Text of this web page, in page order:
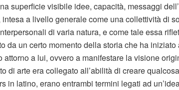
superficie visibile idee, capacità, messaggi
a livello generale come una collettività di
di varia natura, e come tale essa
da un certo momento della storia che ha iniziato
a lui, ovvero a manifestare la visione
di arte era collegato all’abilità di creare
in latino, erano entrambi termini legati ad